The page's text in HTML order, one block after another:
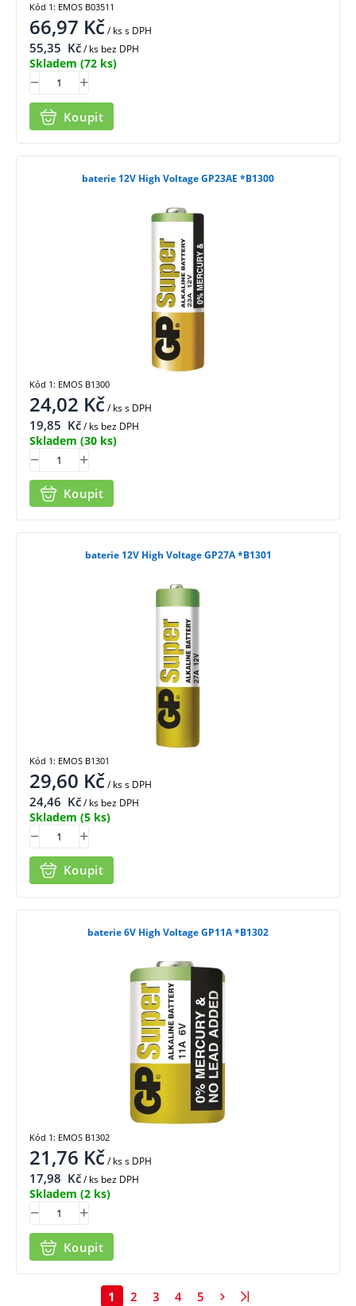
66,97 Kč/ kss DPH
55,35 Kč/ ks bez DPH
Skladem (72 ks)
Koupit
Kód 1: EMOS B03511
baterie 12V High Voltage GP23AE *B1300
24,02 Kč/ kss DPH
19,85 Kč/ ks bez DPH
Skladem (30 ks)
Koupit
Kód 1: EMOS B1300
baterie 12V High Voltage GP27A *B1301
29,60 Kč/ kss DPH
24,46 Kč/ ks bez DPH
Skladem (5 ks)
Koupit
Kód 1: EMOS B1301
baterie 6V High Voltage GP11A *B1302
21,76 Kč/ kss DPH
17,98 Kč/ ks bez DPH
Skladem (2 ks)
Koupit
Kód 1: EMOS B1302
1 2 3 4 5